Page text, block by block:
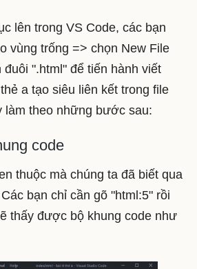
lên trong VS Code, các bạn
vùng trống => chọn New File
".html" để tiến hành viết
a tạo siêu liên kết trong file
làm theo những bước sau:
code
thuộc mà chúng ta đã biết qua
bạn chỉ cần gõ "html:5" rồi
thấy được bộ khung code như